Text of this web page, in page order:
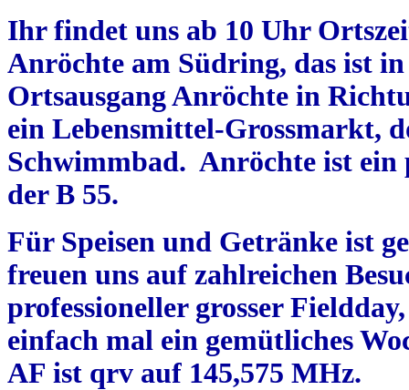
Ihr findet uns ab 10 Uhr
Anröchte am Südring, das ist
Ortsausgang Anröchte in
ein Lebensmittel-Grossmarkt,
Schwimmbad. Anröchte ist
der B 55.
Für Speisen und Getränke ist
freuen uns auf zahlreichen
professioneller grosser
einfach mal ein gemütliches
AF ist qrv auf 145,575 MHz.